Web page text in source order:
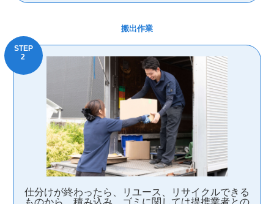
搬出作業
仕分けが終わったら、リユース、リサイクルできる
ものから、積み込み、ゴミに関しては提携業者との